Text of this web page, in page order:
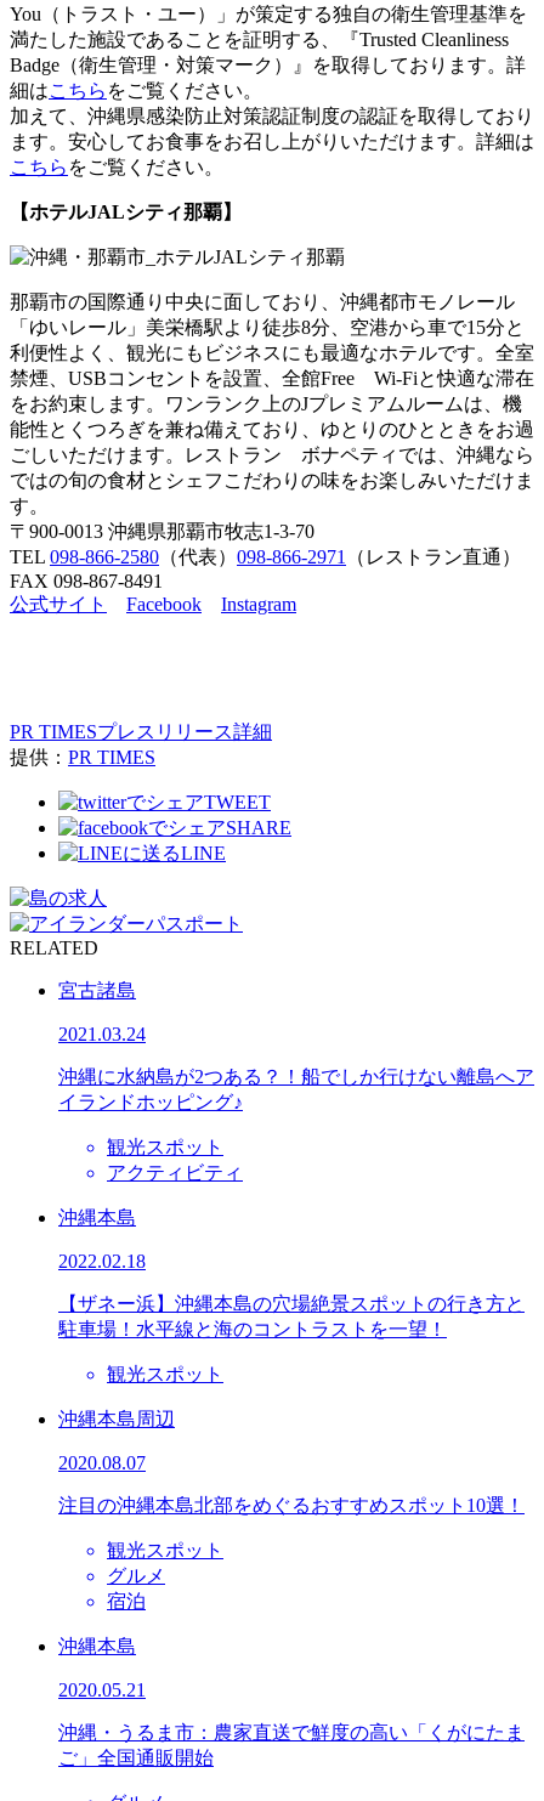
You（トラスト・ユー）」が策定する独自の衛生管理基準を
満たした施設であることを証明する、『Trusted Cleanliness
Badge（衛生管理・対策マーク）』を取得しております。詳
細はこちら をご覧ください。
加えて、沖縄県感染防止対策認証制度の認証を取得しており
ます。安心してお食事をお召し上がりいただけます。詳細は
こちら をご覧ください。
【ホテルJALシティ那覇】
那覇市の国際通り中央に面しており、沖縄都市モノレール
「ゆいレール」美栄橋駅より徒歩8分、空港から車で15分と
利便性よく、観光にもビジネスにも最適なホテルです。全室
禁煙、USBコンセントを設置、全館Free Wi-Fiと快適な滞在
をお約束します。ワンランク上のJプレミアムルームは、機
能性とくつろぎを兼ね備えており、ゆとりのひとときをお過
ごしいただけます。レストラン ボナペティでは、沖縄なら
ではの旬の食材とシェフこだわりの味をお楽しみいただけま
す。
〒900-0013 沖縄県那覇市牧志1-3-70
TEL 098-866-2580 （代表） 098-866-2971
（レストラン直通）
FAX 098-867-8491
公式サイト
Facebook Instagram
PR TIMESプレスリリース詳細
提供： PR TIMES
TWEET
SHARE
LINE
RELATED
宮古諸島
2021.03.24
沖縄に水納島が2つある？！船でしか行けない離島へア
イランドホッピング♪
観光スポット
アクティビティ
沖縄本島
2022.02.18
【ザネー浜】沖縄本島の穴場絶景スポットの行き方と
駐車場！水平線と海のコントラストを一望！
観光スポット
沖縄本島周辺
2020.08.07
注目の沖縄本島北部をめぐるおすすめスポット10選！
観光スポット
グルメ
宿泊
沖縄本島
2020.05.21
沖縄・うるま市：農家直送で鮮度の高い「くがにたま
ご」全国通販開始